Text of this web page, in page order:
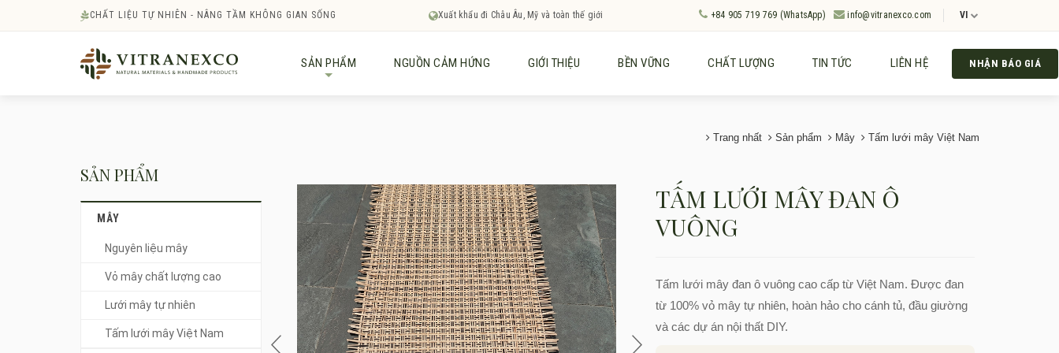
CHẤT LIỆU TỰ NHIÊN - NÂNG TẦM KHÔNG GIAN SỐNG Xuất khẩu đi Châu Âu, Mỹ và toàn thế giới +84 905 719 769 (WhatsApp) info@vitranexco.com VI
SẢN PHẨM NGUỒN CẢM HỨNG GIỚI THIỆU BỀN VỮNG CHẤT LƯỢNG TIN TỨC LIÊN HỆ NHẬN BÁO GIÁ
Trang nhất Sản phẩm Mây Tấm lưới mây Việt Nam
TẤM LƯỚI MÂY ĐAN Ô
VUÔNG
Tấm lưới mây đan ô vuông cao cấp từ Việt Nam. Được đan
từ 100% vỏ mây tự nhiên, hoàn hảo cho cánh tủ, đầu giường
và các dự án nội thất DIY.
SẢN PHẨM
MÂY
Nguyên liệu mây
Vỏ mây chất lượng cao
Lưới mây tự nhiên
Tấm lưới mây Việt Nam